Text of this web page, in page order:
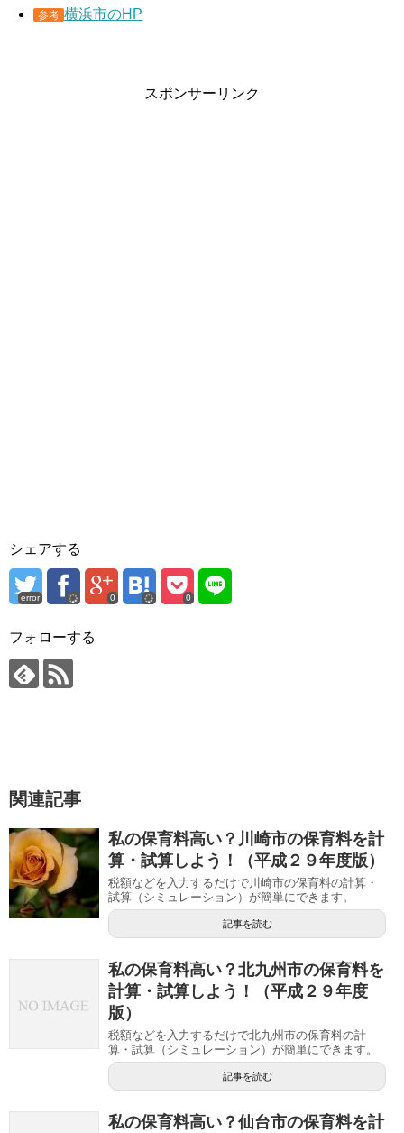
参考 横浜市のHP
スポンサーリンク
シェアする
error 0 0
フォローする
関連記事
私の保育料高い？川崎市の保育料を計
算・試算しよう！（平成２９年度版）
税額などを入力するだけで川崎市の保育料の計算・
試算（シミュレーション）が簡単にできます。
記事を読む
私の保育料高い？北九州市の保育料を
計算・試算しよう！（平成２９年度
版）
税額などを入力するだけで北九州市の保育料の計
算・試算（シミュレーション）が簡単にできます。
記事を読む
私の保育料高い？仙台市の保育料を計